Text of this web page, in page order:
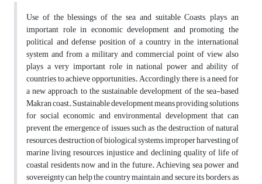
Use of the blessings of the sea and suitable Coasts, plays an
important role in economic development and promoting the
political and defense position of a country in the international
system and from a military and commercial point of view also
plays a very important role in national power and ability of
countries to achieve opportunities.Accordingly, there is a need for
a new approach to the sustainable development of the sea-based
Makran coast.Sustainable development means providing solutions
for social, economic and environmental development that can
prevent the emergence of issues such as the destruction of natural
resources, destruction of biological systems, improper harvesting of
marine living resources, injustice and declining quality of life of
coastal residents now and in the future.Achieving sea power and
sovereignty can help the country maintain and secure its borders, as